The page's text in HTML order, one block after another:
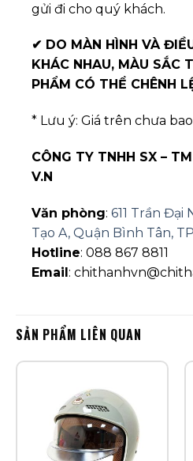
gửi đi cho quý khách.
✔ DO MÀN HÌNH VÀ
KHÁC NHAU, MÀU SẮC
PHẨM CÓ THỂ CHÊNH
* Lưu ý: Giá trên chưa
CÔNG TY TNHH SX –
V.N
Văn phòng: 611 Trần Đại
Tạo A, Quận Bình Tân,
Hotline: 088 867 8811
Email:
SẢN PHẨM LIÊN QUAN